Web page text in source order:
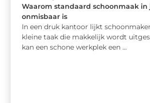
Waarom standaard schoonmaak
onmisbaar is
In een druk kantoor lijkt
kleine taak die makkelijk wordt
kan een schone werkplek een ...